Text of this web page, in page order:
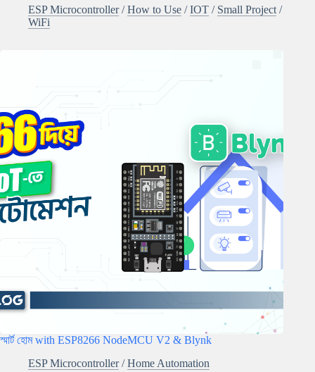
ESP Microcontroller/How to Use /IOT / Small Project /
WiFi
স্মার্ট হোম with ESP8266 NodeMCU V2 & Blynk
ESP Microcontroller/Home Automation